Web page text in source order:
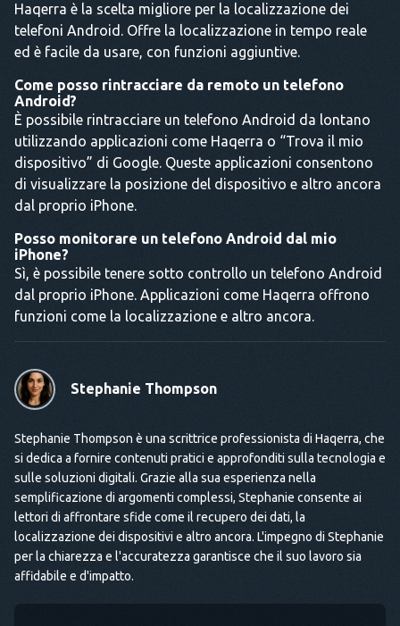
Haqerra è la scelta migliore per la localizzazione dei
telefoni Android. Offre la localizzazione in tempo reale
ed è facile da usare, con funzioni aggiuntive.
Come posso rintracciare da remoto un telefono
Android?
È possibile rintracciare un telefono Android da lontano
utilizzando applicazioni come Haqerra o “Trova il mio
dispositivo” di Google. Queste applicazioni consentono
di visualizzare la posizione del dispositivo e altro ancora
dal proprio iPhone.
Posso monitorare un telefono Android dal mio
iPhone?
Sì, è possibile tenere sotto controllo un telefono Android
dal proprio iPhone. Applicazioni come Haqerra offrono
funzioni come la localizzazione e altro ancora.
Stephanie Thompson
Stephanie Thompson è una scrittrice professionista di Haqerra, che
si dedica a fornire contenuti pratici e approfonditi sulla tecnologia e
sulle soluzioni digitali. Grazie alla sua esperienza nella
semplificazione di argomenti complessi, Stephanie consente ai
lettori di affrontare sfide come il recupero dei dati, la
localizzazione dei dispositivi e altro ancora. L'impegno di Stephanie
per la chiarezza e l'accuratezza garantisce che il suo lavoro sia
affidabile e d'impatto.